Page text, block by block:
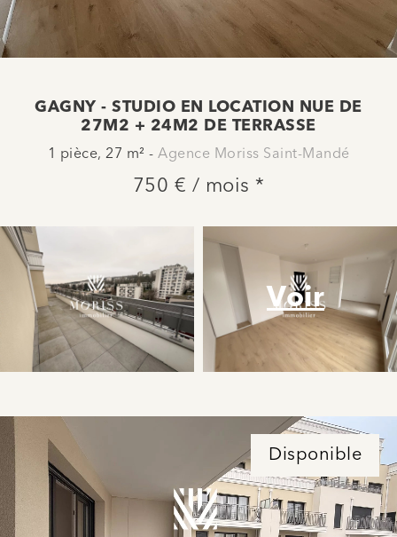
GAGNY - STUDIO EN LOCATION NUE DE
27M2 + 24M2 DE TERRASSE
1 pièce, 27 m² - Agence Moriss Saint-Mandé
750 € / mois *
Voir
Disponible